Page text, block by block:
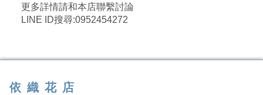
更多詳情請和本店聯繫討論
LINE ID搜尋:0952454272
依織花店